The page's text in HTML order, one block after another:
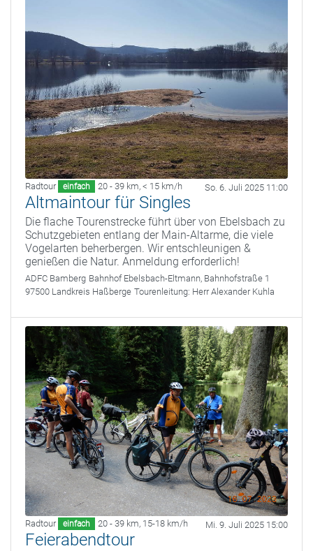
Radtour einfach 20 - 39 km, < 15 km/h So. 6. Juli 2025 11:00
Altmaintour für Singles
Die flache Tourenstrecke führt über von Ebelsbach zu
Schutzgebieten entlang der Main-Altarme, die viele
Vogelarten beherbergen. Wir entschleunigen &
genießen die Natur. Anmeldung erforderlich!
ADFC Bamberg Bahnhof Ebelsbach-Eltmann, Bahnhofstraße 1
97500 Landkreis Haßberge Tourenleitung: Herr Alexander Kuhla
Radtour einfach 20 - 39 km, 15-18 km/h Mi. 9. Juli 2025 15:00
Feierabendtour